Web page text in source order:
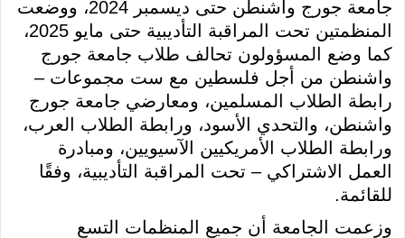
جامعة جورج واشنطن حتى ديسمبر 2024، ووضعت
المنظمتين تحت المراقبة التأديبية حتى مايو 2025،
كما وضع المسؤولون تحالف طلاب جامعة جورج
واشنطن من أجل فلسطين مع ست مجموعات –
رابطة الطلاب المسلمين، ومعارضي جامعة جورج
واشنطن، والتحدي الأسود، ورابطة الطلاب العرب،
ورابطة الطلاب الأمريكيين الآسيويين، ومبادرة
العمل الاشتراكي – تحت المراقبة التأديبية، وفقًا
للقائمة.
وزعمت الجامعة أن جميع المنظمات التسع